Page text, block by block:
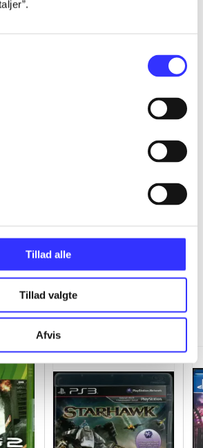
Tillad alle
Tillad valgte
Afvis